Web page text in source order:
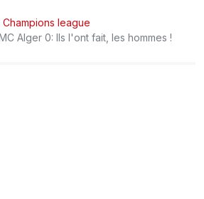
Champions league
Alger 0: Ils l'ont fait, les hommes !